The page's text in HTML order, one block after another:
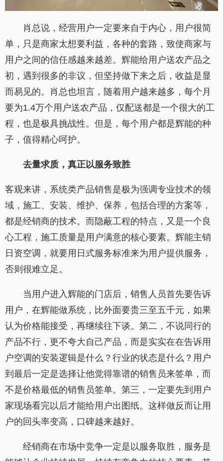
肖总说，经营用户一定要来自于内心，用户很简
单，只是商家太想要利益，各种的套路，致使商家与
用户之间的信任感越来越差。辉能给用户送农产品之
初，遇到很多的非议，但坚持做下来之后，收益是显
而易见的。肖总也坦言，随着用户越来越多，每个月
要为1.4万个用户送农产品，仅配送都是一个很大的工
程，也是极具挑战性。但是，每个用户都是辉能的种
子，值得精心呵护。
去量求质，真正以服务致胜
客观来讲，系统类产品销售是极为强调专业技术的领
域，施工、安装、维护、保养，包括合理的方案等，
都是经销商的技术。而隐蔽工程的特点，又是一个良
心工程，施工质量是用户满意的核心要素。辉能主销
日资空调，就要用日式服务标准来为用户提供服务，
否则很难立足。
当用户进入辉能的门店后，销售人员首先要告诉
用户，在辉能做系统，比外面要贵三至五千元，如果
认为价格能接受，再继续往下谈。第二，不说同行的
产品不行，更不夸大自己产品，而是实实在在告诉用
户空调的安装逻辑是什么？行业的状态是什么？用户
到最后一定是选择让他觉得靠谱的销售员来签单，而
不是价格最低的销售员签单。第三，一定要先到用户
家现场看完以后才能给用户出图纸。这样做反而让用
户的回头率变高，口碑越来越好。
经销商在市场中竞争一定是以服务取胜，服务是